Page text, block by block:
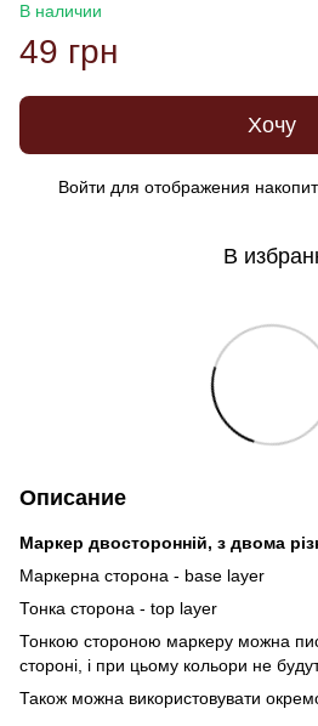
В наличии
49 грн
Хочу
Войти для отображения
В
Описание
Маркер двосторонній, з двома
Маркерна сторона - base layer
Тонка сторона - top layer
Тонкою стороною маркеру можна
стороні, і при цьому кольори не
Також можна використовувати